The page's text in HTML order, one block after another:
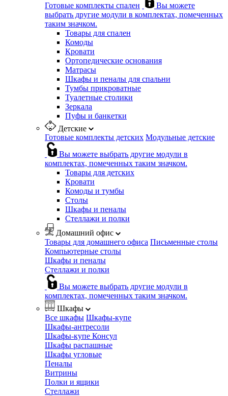
Готовые комплекты спален
Вы можете
выбрать другие модули в комплектах, помеченных
таким значком.
Товары для спален
Комоды
Кровати
Ортопедические основания
Матрасы
Шкафы и пеналы для спальни
Тумбы прикроватные
Туалетные столики
Зеркала
Пуфы и банкетки
Детские
Готовые комплекты детских Модульные детские
Вы можете выбрать другие модули в
комплектах, помеченных таким значком.
Товары для детских
Кровати
Комоды и тумбы
Столы
Шкафы и пеналы
Стеллажи и полки
Домашний офис
Товары для домашнего офиса Письменные столы
Компьютерные столы
Шкафы и пеналы
Стеллажи и полки
Вы можете выбрать другие модули в
комплектах, помеченных таким значком.
Шкафы
Все шкафы Шкафы-купе
Шкафы-антресоли
Шкафы-купе Консул
Шкафы распашные
Шкафы угловые
Пеналы
Витрины
Полки и ящики
Стеллажи